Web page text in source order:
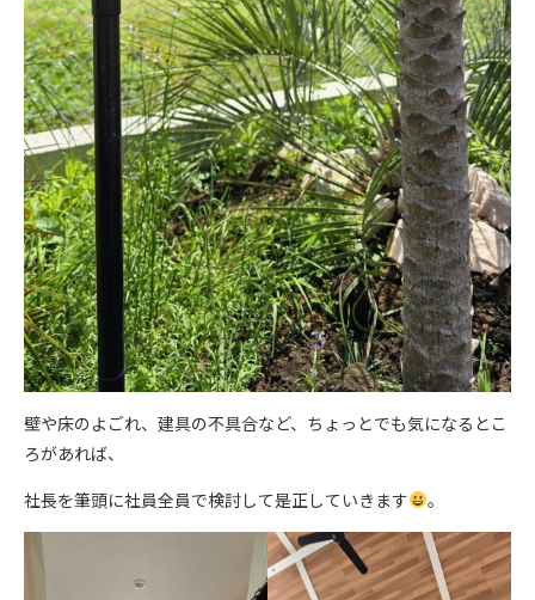
壁や床のよごれ、建具の不具合など、ちょっとでも気になるとこ
ろがあれば、
社長を筆頭に社員全員で検討して是正していきます
。